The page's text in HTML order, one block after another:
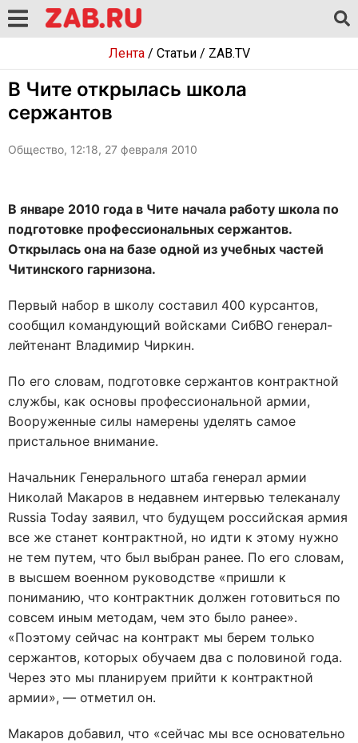
Лента/ Статьи/ ZAB.TV
В Чите открылась школа
сержантов
Общество, 12:18, 27 февраля 2010
В январе 2010 года в Чите начала работу школа по
подготовке профессиональных сержантов.
Открылась она на базе одной из учебных частей
Читинского гарнизона.
Первый набор в школу составил 400 курсантов,
сообщил командующий войсками СибВО генерал-
лейтенант Владимир Чиркин.
По его словам, подготовке сержантов контрактной
службы, как основы профессиональной армии,
Вооруженные силы намерены уделять самое
пристальное внимание.
Начальник Генерального штаба генерал армии
Николай Макаров в недавнем интервью телеканалу
Russia Today заявил, что будущем российская армия
все же станет контрактной, но идти к этому нужно
не тем путем, что был выбран ранее. По его словам,
в высшем военном руководстве «пришли к
пониманию, что контрактник должен готовиться по
совсем иным методам, чем это было ранее».
«Поэтому сейчас на контракт мы берем только
сержантов, которых обучаем два с половиной года.
Через это мы планируем прийти к контрактной
армии», — отметил он.
Макаров добавил, что «сейчас мы все основательно